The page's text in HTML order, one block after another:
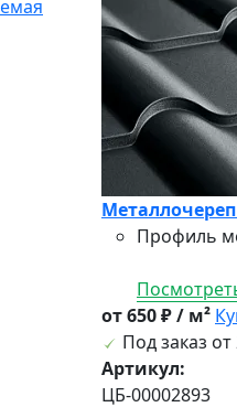
Профиль
от 650 ₽ / м²
Под заказ от
Артикул:
ЦБ-00002893